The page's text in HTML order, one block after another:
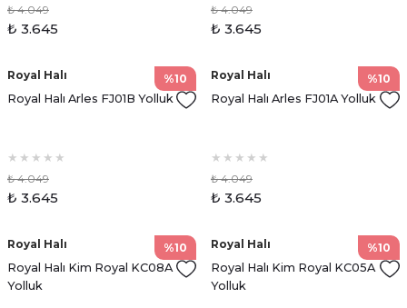
₺ 4.049
₺ 3.645
₺ 4.049
₺ 3.645
%10
Royal Halı
Royal Halı Arles FJ01B Yolluk
₺ 4.049
₺ 3.645
%10
Royal Halı
Royal Halı Arles FJ01A Yolluk
₺ 4.049
₺ 3.645
%10
Royal Halı
Royal Halı Kim Royal KC08A
Yolluk
%10
Royal Halı
Royal Halı Kim Royal KC05A
Yolluk